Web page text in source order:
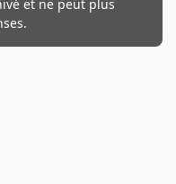
et ne peut plus